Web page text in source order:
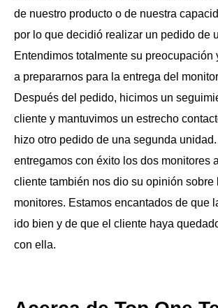
de nuestro producto o de nuestra
por lo que decidió realizar un pedido de
Entendimos totalmente su preocupación
a prepararnos para la entrega del
Después del pedido, hicimos un
cliente y mantuvimos un estrecho
hizo otro pedido de una segunda
entregamos con éxito los dos monitores
cliente también nos dio su opinión sobre
monitores. Estamos encantados de que
ido bien y de que el cliente haya
con ella.